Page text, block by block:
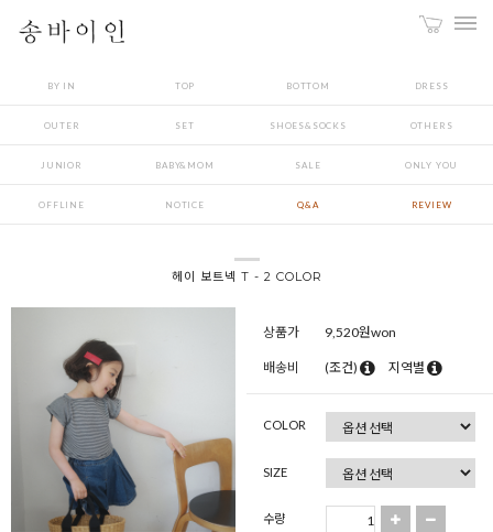
BY IN TOP BOTTOM DRESS
OUTER SET SHOES&SOCKS OTHERS
JUNIOR BABY&MOM SALE ONLY YOU
OFFLINE NOTICE Q&A REVIEW
헤이 보트넥 T - 2 COLOR
상품가 9,520원won
배송비 (조건) 지역별
COLOR
SIZE
수량